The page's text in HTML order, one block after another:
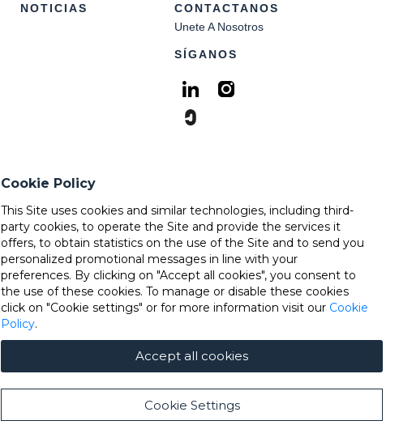
NOTICIAS
CONTACTANOS
Unete A Nosotros
SÍGANOS
Cookie Policy
This Site uses cookies and similar technologies, including third-
party cookies, to operate the Site and provide the services it
offers, to obtain statistics on the use of the Site and to send you
personalized promotional messages in line with your
preferences. By clicking on "Accept all cookies", you consent to
the use of these cookies. To manage or disable these cookies
click on "Cookie settings" or for more information visit our Cookie
Policy.
Cookie Settings
Accept all cookies